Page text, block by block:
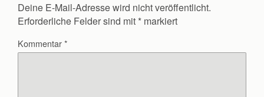
Deine E-Mail-Adresse wird nicht veröffentlicht.
Erforderliche Felder sind mit * markiert
Kommentar*